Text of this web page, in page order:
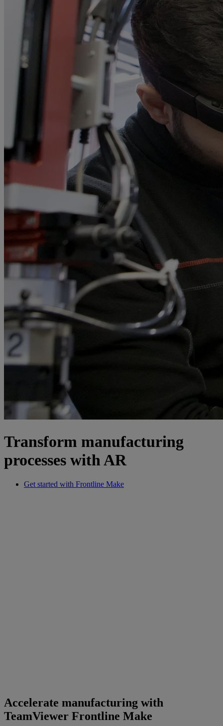
Transform manufacturing
processes with AR
Get started with Frontline Make
Accelerate manufacturing with
TeamViewer Frontline Make